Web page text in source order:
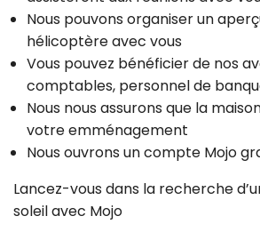
Nous pouvons organiser un
hélicoptère avec vous
Vous pouvez bénéficier de nos
comptables, personnel de
Nous nous assurons que la
votre emménagement
Nous ouvrons un compte Mojo
Lancez-vous dans la recherche
soleil avec Mojo